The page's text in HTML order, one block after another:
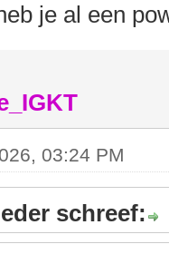
je al een
03:24 PM
schreef: